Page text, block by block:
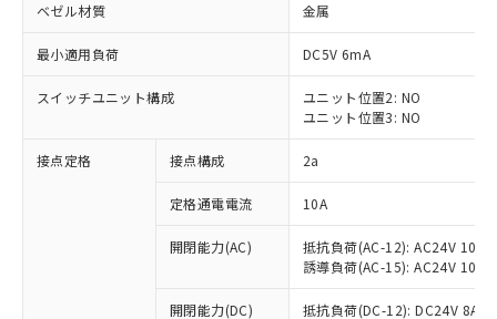
ベゼル材質 金属
最小適用負荷 DC5V 6mA
スイッチユニット構成
ユニット位置2: NO
ユニット位置3: NO
接点定格 接点構成 2a
定格通電電流 10A
開閉能力(AC)
抵抗負荷(AC-12): AC24V 10A/
誘導負荷(AC-15): AC24V
開閉能力(DC) 抵抗負荷(DC-12): DC24V 8A/
ご利用条件
※1 対応状況
対応済み：EU RoHS指令（10物質）の
非含有に対応した製品が提供可能な商品で
対応予定：EU RoHS指令（10物質）の非含
有に対応した製品に切り替える予定のある